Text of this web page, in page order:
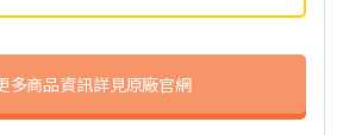
多商品資訊詳見原廠官網